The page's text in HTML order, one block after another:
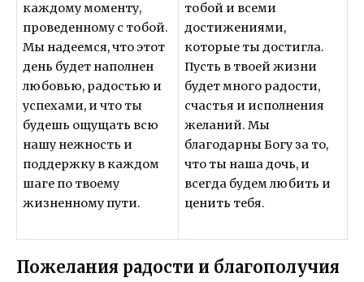
каждому моменту,
проведенному с тобой.
Мы надеемся, что этот
день будет наполнен
любовью, радостью и
успехами, и что ты
будешь ощущать всю
нашу нежность и
поддержку в каждом
шаге по твоему
жизненному пути.
тобой и всеми
достижениями,
которые ты достигла.
Пусть в твоей жизни
будет много радости,
счастья и исполнения
желаний. Мы
благодарны Богу за то,
что ты наша дочь, и
всегда будем любить и
ценить тебя.
Пожелания радости и благополучия